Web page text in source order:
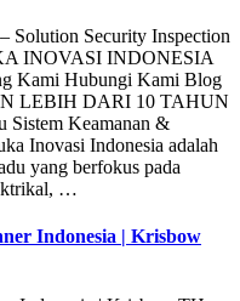
Solution Security Inspection
INOVASI INDONESIA
Kami Hubungi Kami Blog
LEBIH DARI 10 TAHUN
Keamanan &
Inovasi Indonesia adalah
yang berfokus pada
…
Indonesia | Krisbow